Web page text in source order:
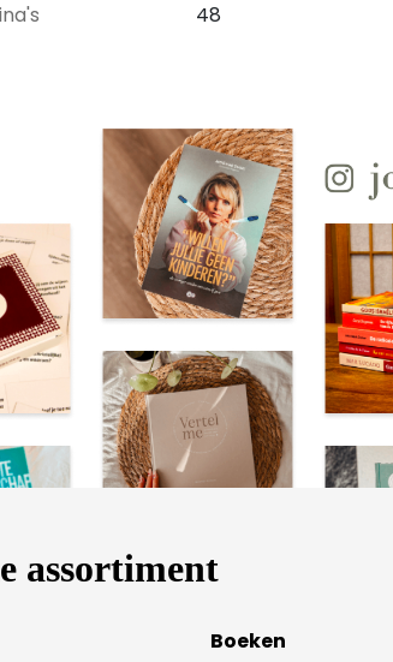
48
assortiment
Boeken